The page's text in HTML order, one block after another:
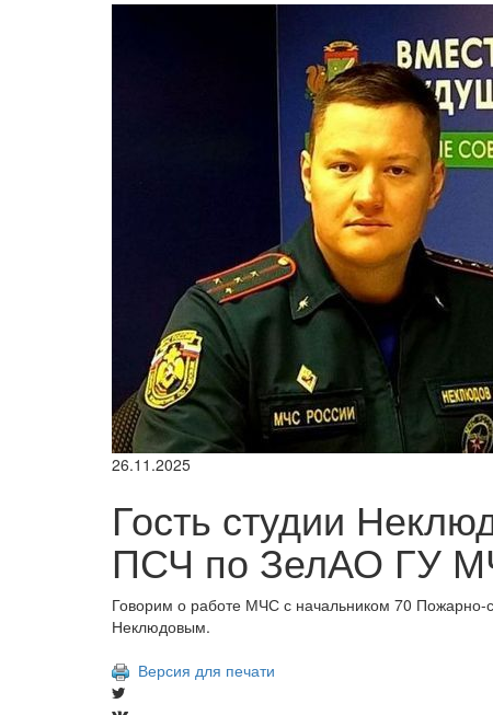
26.11.2025
Гость студии
ПСЧ по ЗелАО ГУ
Говорим о работе МЧС с начальником 70
Неклюдовым.
Версия для печати